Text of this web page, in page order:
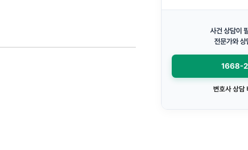
사건 상담이
전문가와 상
1668-
변호사 상담